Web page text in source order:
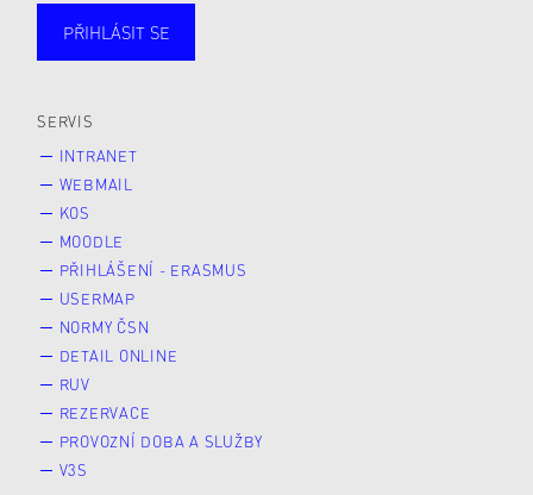
PŘIHLÁSIT SE
SERVIS
INTRANET
WEBMAIL
KOS
MOODLE
PŘIHLÁŠENÍ - ERASMUS
USERMAP
NORMY ČSN
DETAIL ONLINE
RUV
REZERVACE
PROVOZNÍ DOBA A SLUŽBY
V3S